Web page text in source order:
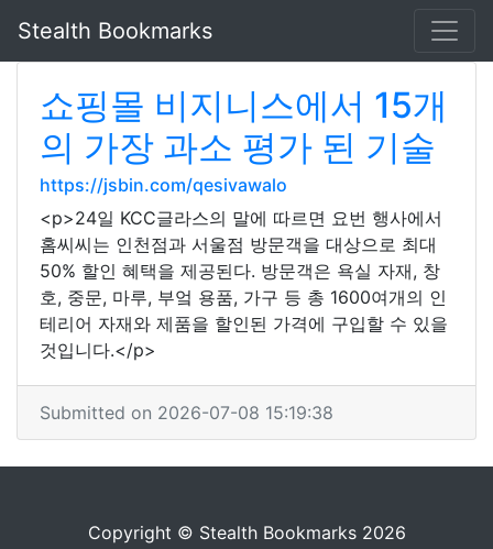
Stealth Bookmarks
쇼핑몰 비지니스에서 15개
의 가장 과소 평가 된 기술
https://jsbin.com/qesivawalo
<p>24일 KCC글라스의 말에 따르면 요번 행사에서
홈씨씨는 인천점과 서울점 방문객을 대상으로 최대
50% 할인 혜택을 제공된다. 방문객은 욕실 자재, 창
호, 중문, 마루, 부엌 용품, 가구 등 총 1600여개의 인
테리어 자재와 제품을 할인된 가격에 구입할 수 있을
것입니다.</p>
Submitted on 2026-07-08 15:19:38
Copyright © Stealth Bookmarks 2026